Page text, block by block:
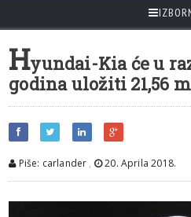
Hyundai-Kia će u
godina uložiti 21,56
Piše: carlander , 20. Aprila 2018.